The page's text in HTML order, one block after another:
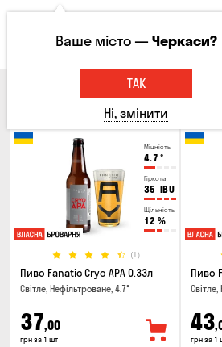
Всі товари Пиво Сидр
Міцність
4.7 °
Гіркота
35 IBU
Щільність
12 %
(1)
Пиво Fanatic Cryo APA 0.33л
Світле, Нефільтроване, 4.7°
37,00
грн за 1 шт
Пиво
Світле,
43
грн за 1
Ваше місто —Черкаси?
ТАК
Ні, змінити